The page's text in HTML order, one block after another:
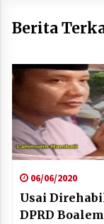
Berita
06/06/2020
Usai
DPRD